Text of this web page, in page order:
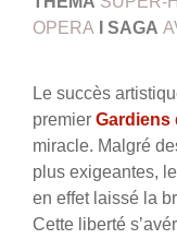
OPERA
SAGA
Le succès
premier Gardiens
miracle. Malgré
plus exigeantes,
en effet laissé la
Cette liberté